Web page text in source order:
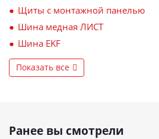
Щиты с монтажной панелью
Шина медная ЛИСТ
Шина EKF
Показать все
Ранее вы смотрели